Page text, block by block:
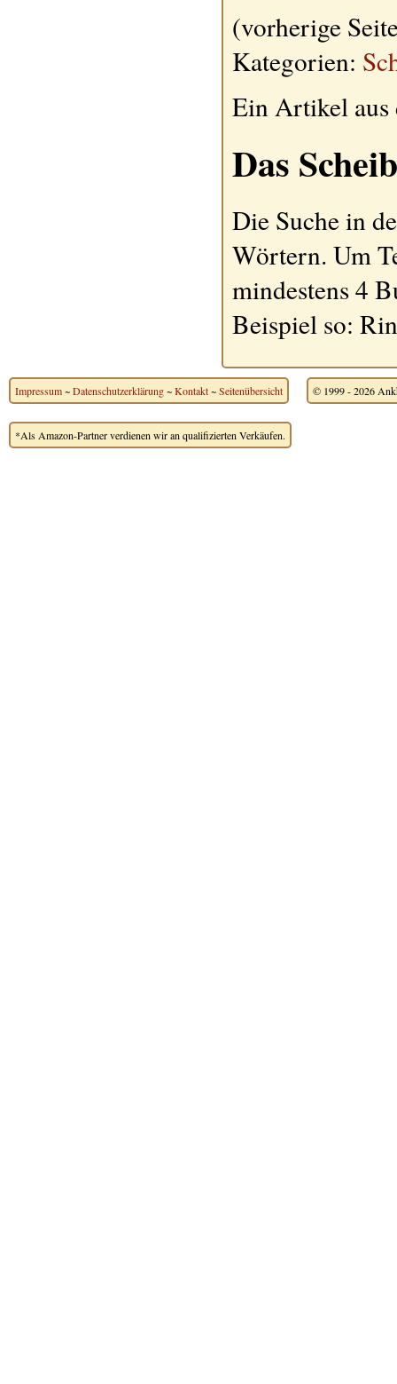
(vorherige
Kategorien:
Ein Artikel
Das
Die Suche in
Wörtern. Um
mindestens 4
Beispiel so:
Impressum~Datenschutzerklärung~Kontakt~Seitenübersicht © 1999 - 2026
*Als Amazon-Partner verdienen wir an qualifizierten Verkäufen.